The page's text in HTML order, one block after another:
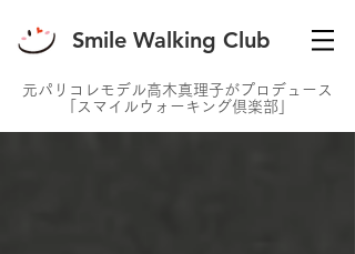
Smile Walking Club
元パリコレモデル高木真理子がプロデュース
「スマイルウォーキング倶楽部」